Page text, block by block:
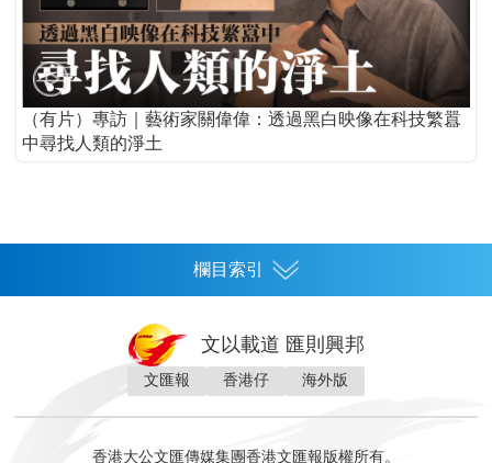
（有片）專訪｜藝術家關偉偉：透過黑白映像在科技繁囂
中尋找人類的淨土
欄目索引
灣區人
財經 地產 投資 財評 數字經濟
文以載道 匯則興邦
文匯報 香港仔 海外版
香港大公文匯傳媒集團香港文匯報版權所有。